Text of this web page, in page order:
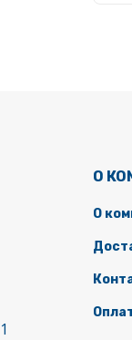
О
О